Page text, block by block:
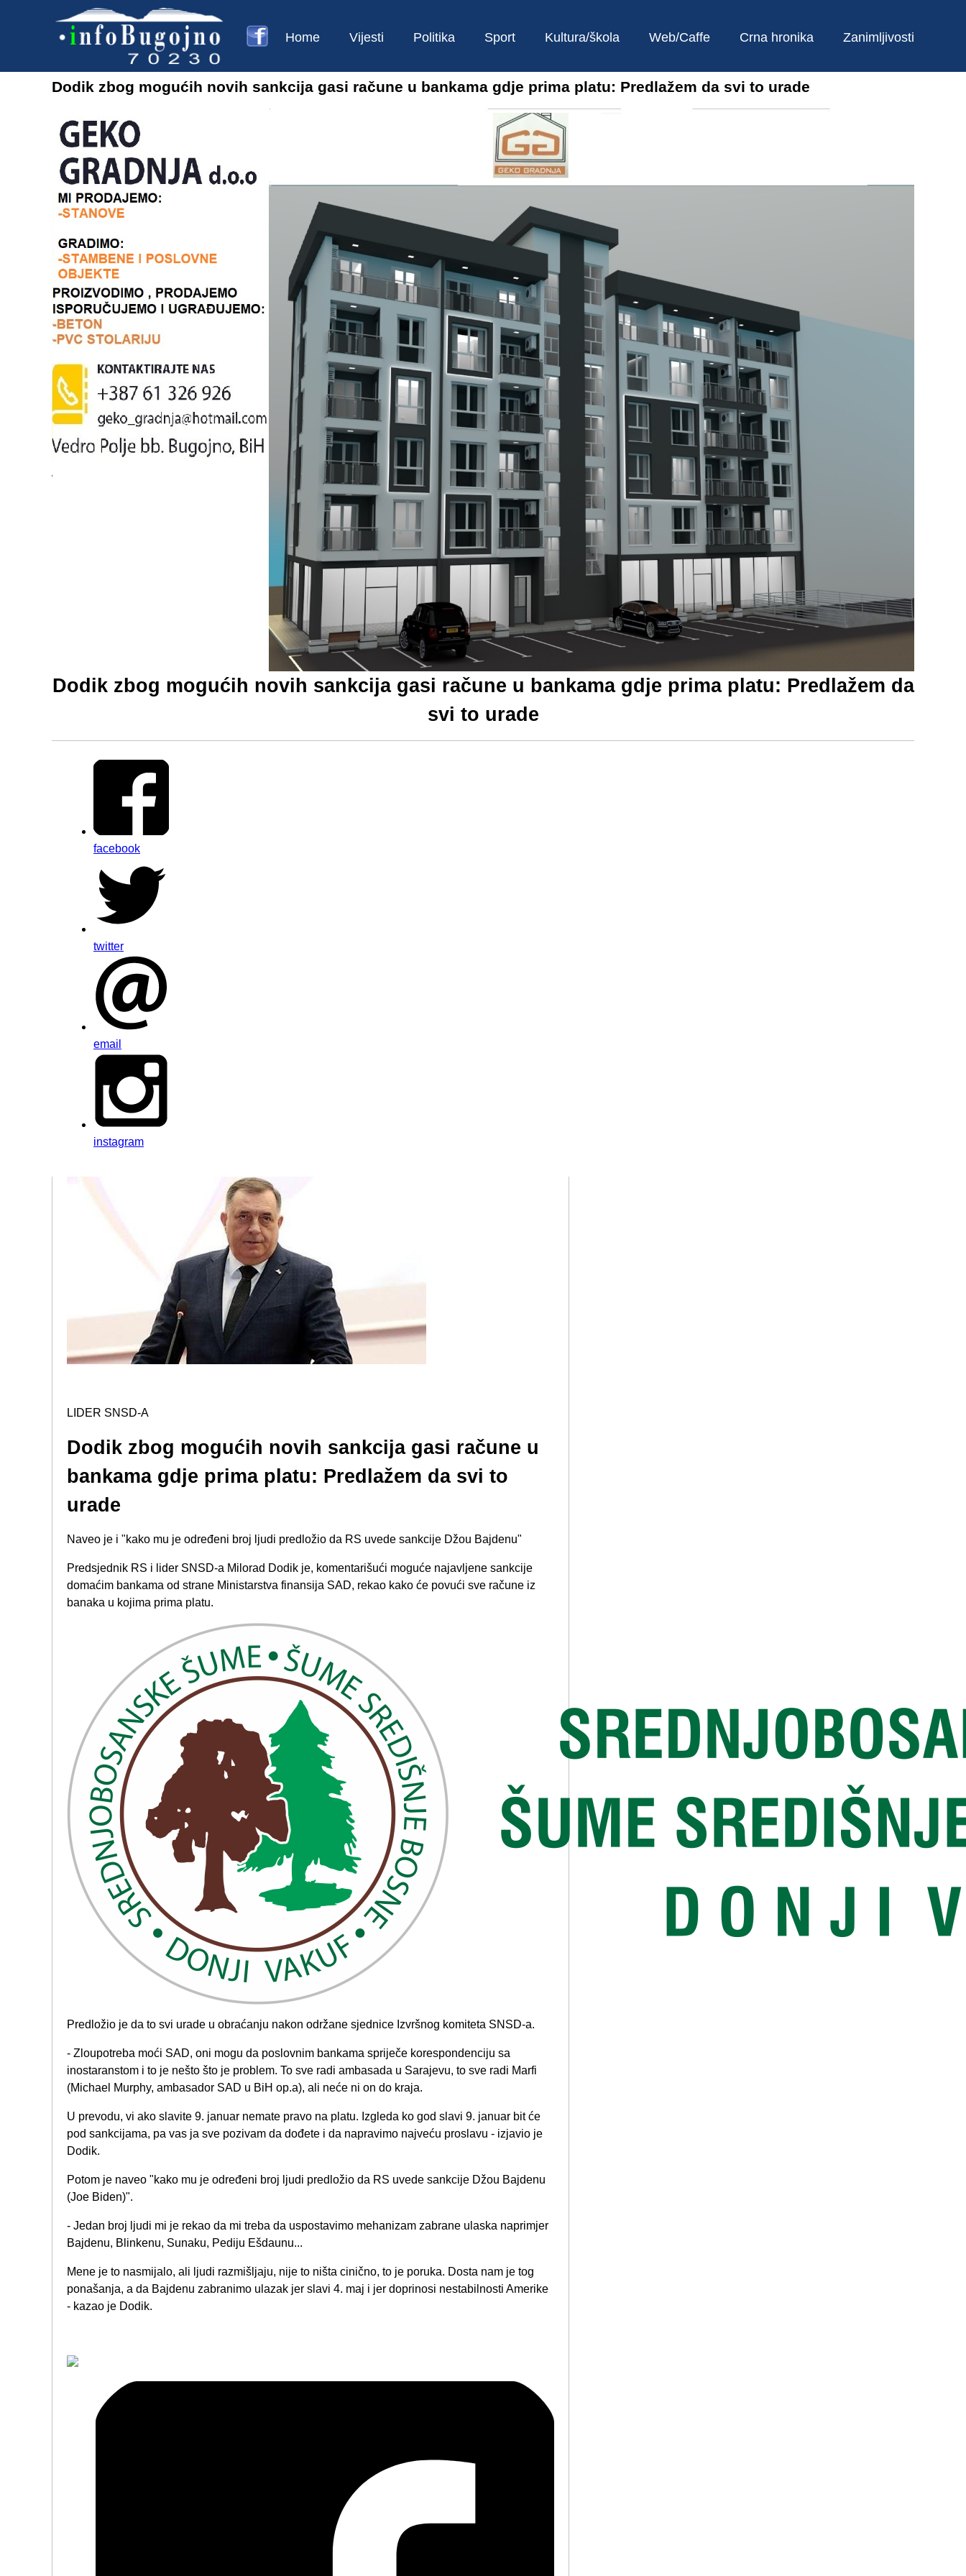
Home Vijesti Politika Sport Kultura/škola Web/Caffe Crna hronika Zanimljivosti
Dodik zbog mogućih novih sankcija gasi račune u bankama gdje prima platu: Predlažem da svi to urade
Dodik zbog mogućih novih sankcija gasi račune u bankama gdje prima platu: Predlažem da
svi to urade
facebook
twitter
email
instagram
LIDER SNSD-A
Dodik zbog mogućih novih sankcija gasi račune u
bankama gdje prima platu: Predlažem da svi to
urade
Naveo je i "kako mu je određeni broj ljudi predložio da RS uvede sankcije Džou Bajdenu"
Predsjednik RS i lider SNSD-a Milorad Dodik je, komentarišući moguće najavljene sankcije
domaćim bankama od strane Ministarstva finansija SAD, rekao kako će povući sve račune iz
banaka u kojima prima platu.
Predložio je da to svi urade u obraćanju nakon održane sjednice Izvršnog komiteta SNSD-a.
- Zloupotreba moći SAD, oni mogu da poslovnim bankama spriječe korespondenciju sa
inostaranstom i to je nešto što je problem. To sve radi ambasada u Sarajevu, to sve radi Marfi
(Michael Murphy, ambasador SAD u BiH op.a), ali neće ni on do kraja.
U prevodu, vi ako slavite 9. januar nemate pravo na platu. Izgleda ko god slavi 9. januar bit će
pod sankcijama, pa vas ja sve pozivam da dođete i da napravimo najveću proslavu - izjavio je
Dodik.
Potom je naveo "kako mu je određeni broj ljudi predložio da RS uvede sankcije Džou Bajdenu
(Joe Biden)".
- Jedan broj ljudi mi je rekao da mi treba da uspostavimo mehanizam zabrane ulaska naprimjer
Bajdenu, Blinkenu, Sunaku, Pediju Ešdaunu...
Mene je to nasmijalo, ali ljudi razmišljaju, nije to ništa cinično, to je poruka. Dosta nam je tog
ponašanja, a da Bajdenu zabranimo ulazak jer slavi 4. maj i jer doprinosi nestabilnosti Amerike
- kazao je Dodik.